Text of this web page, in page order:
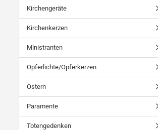
Kirchengeräte
Kirchenkerzen
Ministranten
Opferlichte/Opferkerzen
Ostern
Paramente
Totengedenken